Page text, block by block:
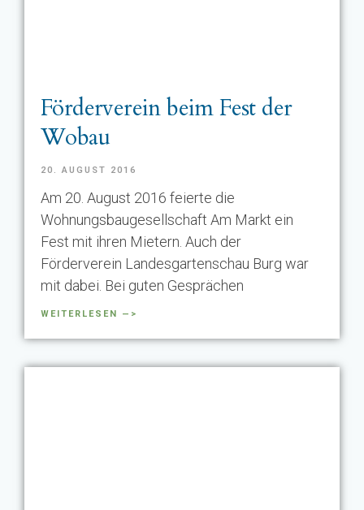
Förderverein beim Fest der
Wobau
20. AUGUST 2016
Am 20. August 2016 feierte die
Wohnungsbaugesellschaft Am Markt ein
Fest mit ihren Mietern. Auch der
Förderverein Landesgartenschau Burg war
mit dabei. Bei guten Gesprächen
WEITERLESEN —>